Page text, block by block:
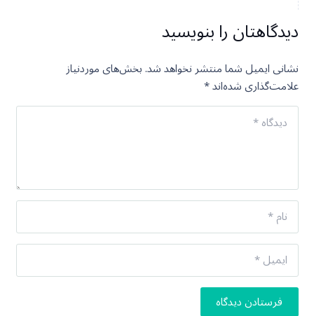
دیدگاهتان را بنویسید
نشانی ایمیل شما منتشر نخواهد شد.بخش‌های موردنیاز
علامت‌گذاری شده‌اند*
فرستادن دیدگاه